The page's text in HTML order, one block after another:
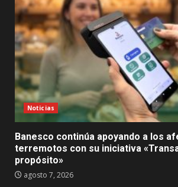
Noticias
Banesco continúa apoyando a los
terremotos con su iniciativa
propósito»
agosto 7, 2026